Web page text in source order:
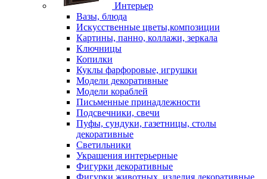
Интерьер
Вазы, блюда
Искусственные цветы,композиции
Картины, панно, коллажи, зеркала
Ключницы
Копилки
Куклы фарфоровые, игрушки
Модели декоративные
Модели кораблей
Письменные принадлежности
Подсвечники, свечи
Пуфы, сундуки, газетницы, столы
декоративные
Светильники
Украшения интерьерные
Фигурки декоративные
Фигурки животных, изделия декоративные